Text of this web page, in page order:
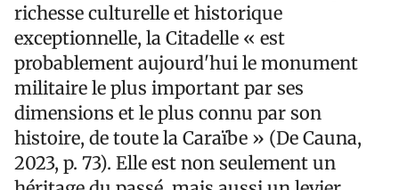
richesse culturelle et historique
exceptionnelle, la Citadelle « est
probablement aujourd'hui le monument
militaire le plus important par ses
dimensions et le plus connu par son
histoire, de toute la Caraïbe » (De Cauna,
2023, p. 73). Elle est non seulement un